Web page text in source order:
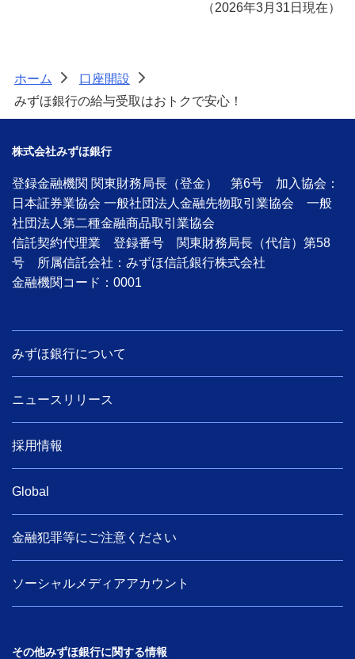
（2026年3月31日現在）
ホーム > 口座開設
>
みずほ銀行の給与受取はおトクで安心！
株式会社みずほ銀行
登録金融機関 関東財務局長（登金） 第6号 加入協会：
日本証券業協会 一般社団法人金融先物取引業協会 一般
社団法人第二種金融商品取引業協会
信託契約代理業 登録番号 関東財務局長（代信）第58
号 所属信託会社：みずほ信託銀行株式会社
金融機関コード：0001
みずほ銀行について
ニュースリリース
採用情報
Global
金融犯罪等にご注意ください
ソーシャルメディアアカウント
その他みずほ銀行に関する情報